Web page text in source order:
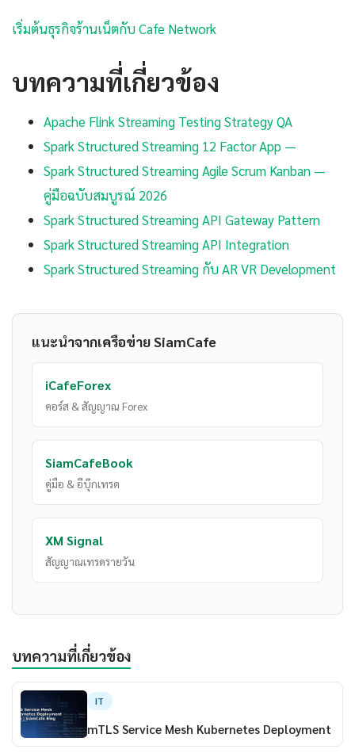
เริ่มต้นธุรกิจร้านเน็ตกับ Cafe Network
บทความที่เกี่ยวข้อง
Apache Flink Streaming Testing Strategy QA
Spark Structured Streaming 12 Factor App —
Spark Structured Streaming Agile Scrum Kanban —
คู่มือฉบับสมบูรณ์ 2026
Spark Structured Streaming API Gateway Pattern
Spark Structured Streaming API Integration
Spark Structured Streaming กับ AR VR Development
แนะนำจากเครือข่าย SiamCafe
iCafeForex
คอร์ส & สัญญาณ Forex
SiamCafeBook
คู่มือ & อีบุ๊กเทรด
XM Signal
สัญญาณเทรดรายวัน
บทความที่เกี่ยวข้อง
IT
mTLS Service Mesh Kubernetes Deployment